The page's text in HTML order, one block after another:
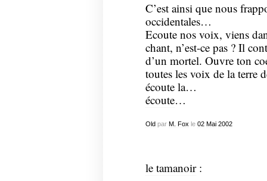
C’est ainsi que nous
occidentales…
Ecoute nos voix, viens
chant, n’est-ce pas ? Il
d’un mortel. Ouvre ton
toutes les voix de la terre
écoute la…
écoute…
Oldpar M. Fox le 02 Mai 2002
le tamanoir: